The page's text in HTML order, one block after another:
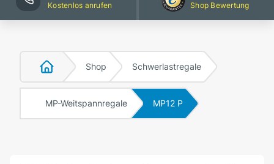
Kostenlos anrufen Shop Bewertung
Shop Schwerlastregale
MP-Weitspannregale MP12 P